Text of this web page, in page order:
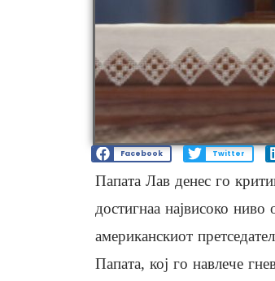
Facebook Twitter
Папата Лав денес го
достигнаа највисоко
американскиот
Папата, кој го навлече